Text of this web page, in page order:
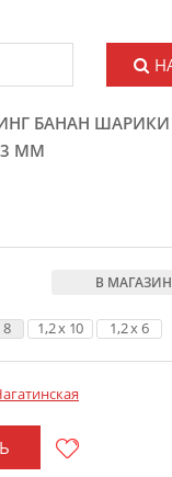
БАНАН ШАРИКИ
ММ
В
8 1,2 x 10 1,2 x 6